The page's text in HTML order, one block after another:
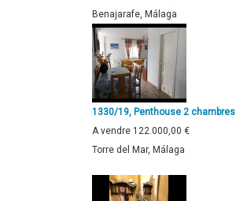
Benajarafe, Málaga
1330/19, Penthouse 2 chambres
A vendre 122.000,00 €
Torre del Mar, Málaga